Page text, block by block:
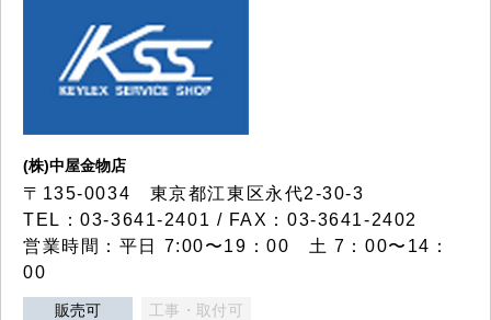
(株)中屋金物店
〒135-0034 東京都江東区永代2-30-3
TEL：03-3641-2401 / FAX：03-3641-2402
営業時間：平日 7:00〜19：00 土 7：00〜14：
00
販売可 工事・取付可